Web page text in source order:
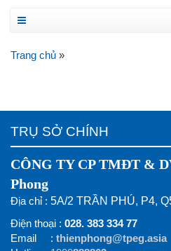
Trang chủ »
TRỤ SỞ CHÍNH
CÔNG TY CP TMĐT &
Phong
Địa chỉ : 5A/2 TRẦN PHÚ, P4,
Điện thoại : 028. 383 334 77
Email : thienphong@tpeg.asia